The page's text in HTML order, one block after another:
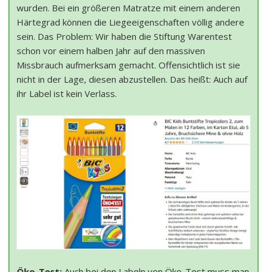
wurden. Bei ein größeren Matratze mit einem anderen
Härtegrad können die Liegeeigenschaften völlig andere
sein. Das Problem: Wir haben die Stiftung Warentest
schon vor einem halben Jahr auf den massiven
Missbrauch aufmerksam gemacht. Offensichtlich ist sie
nicht in der Lage, diesen abzustellen. Das heißt: Auch auf
ihr Label ist kein Verlass.